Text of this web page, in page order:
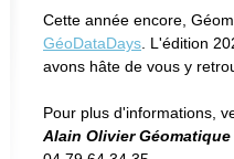
Cette année encore,
GéoDataDays . L'édition
avons hâte de vous y
Pour plus d'informations,
Alain Olivier Géomatique